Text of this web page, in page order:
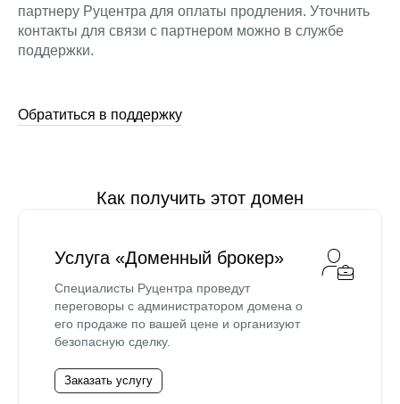
партнеру Руцентра для оплаты продления. Уточнить
контакты для связи с партнером можно в службе
поддержки.
Обратиться в поддержку
Как получить этот домен
Услуга «Доменный брокер»
Специалисты Руцентра проведут
переговоры с администратором домена о
его продаже по вашей цене и организуют
безопасную сделку.
Заказать услугу